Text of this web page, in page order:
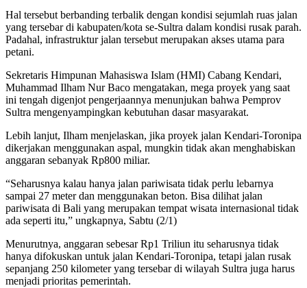
Hal tersebut berbanding terbalik dengan kondisi sejumlah ruas jalan
yang tersebar di kabupaten/kota se-Sultra dalam kondisi rusak parah.
Padahal, infrastruktur jalan tersebut merupakan akses utama para
petani.
Sekretaris Himpunan Mahasiswa Islam (HMI) Cabang Kendari,
Muhammad Ilham Nur Baco mengatakan, mega proyek yang saat
ini tengah digenjot pengerjaannya menunjukan bahwa Pemprov
Sultra mengenyampingkan kebutuhan dasar masyarakat.
Lebih lanjut, Ilham menjelaskan, jika proyek jalan Kendari-Toronipa
dikerjakan menggunakan aspal, mungkin tidak akan menghabiskan
anggaran sebanyak Rp800 miliar.
“Seharusnya kalau hanya jalan pariwisata tidak perlu lebarnya
sampai 27 meter dan menggunakan beton. Bisa dilihat jalan
pariwisata di Bali yang merupakan tempat wisata internasional tidak
ada seperti itu,” ungkapnya, Sabtu (2/1)
Menurutnya, anggaran sebesar Rp1 Triliun itu seharusnya tidak
hanya difokuskan untuk jalan Kendari-Toronipa, tetapi jalan rusak
sepanjang 250 kilometer yang tersebar di wilayah Sultra juga harus
menjadi prioritas pemerintah.